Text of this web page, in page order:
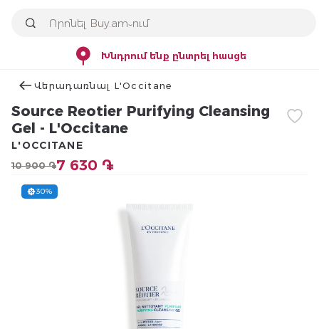
Խնդրում ենք ընտրել հասցե
Վերադառնալ L'Occitane
Source Reotier Purifying Cleansing
Gel - L'Occitane
10 900 ֏7 630 ֏
L'OCCITANE
30%